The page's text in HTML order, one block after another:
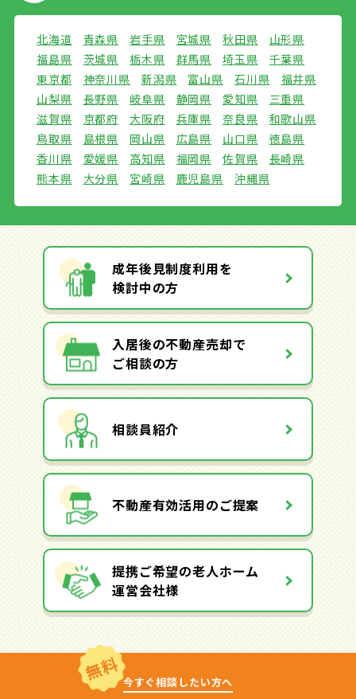
北海道 青森県 岩手県 宮城県 秋田県
山形県
福島県
茨城県 栃木県 群馬県 埼玉県
千葉県
東京都
神奈川県 新潟県 富山県 石川県
福井県
山梨県
長野県 岐阜県 静岡県 愛知県
三重県
滋賀県
京都府 大阪府 兵庫県 奈良県
和歌山県
鳥取県
島根県 岡山県 広島県 山口県
徳島県
香川県
愛媛県 高知県 福岡県 佐賀県
長崎県
熊本県
大分県 宮崎県 鹿児島県 沖縄県
成年後見制度利用を
検討中の方
入居後の不動産売却で
ご相談の方
相談員紹介
不動産有効活用のご提案
提携ご希望の老人ホーム
運営会社様
無料 今すぐ相談したい方へ